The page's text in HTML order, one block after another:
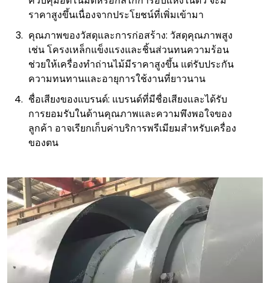
ราคาสูงขึ้นเนื่องจากประโยชน์ที่เพิ่มเข้ามา
คุณภาพของวัสดุและการก่อสร้าง: วัสดุคุณภาพสูง
เช่น โครงเหล็กแข็งแรงและชิ้นส่วนทนความร้อน
ช่วยให้เครื่องทำถ่านไม้มีราคาสูงขึ้น แต่รับประกัน
ความทนทานและอายุการใช้งานที่ยาวนาน
ชื่อเสียงของแบรนด์: แบรนด์ที่มีชื่อเสียงและได้รับ
การยอมรับในด้านคุณภาพและความพึงพอใจของ
ลูกค้า อาจเรียกเก็บค่าบริการพรีเมียมสำหรับเครื่อง
ของตน